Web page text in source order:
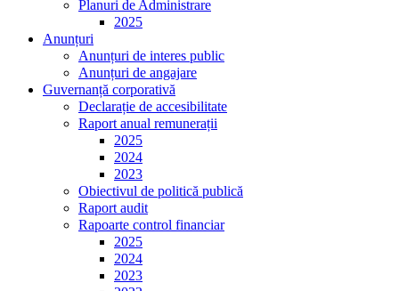
Planuri de Administrare
2025
Anunțuri
Anunțuri de interes public
Anunțuri de angajare
Guvernanță corporativă
Declarație de accesibilitate
Raport anual remunerații
2025
2024
2023
Obiectivul de politică publică
Raport audit
Rapoarte control financiar
2025
2024
2023